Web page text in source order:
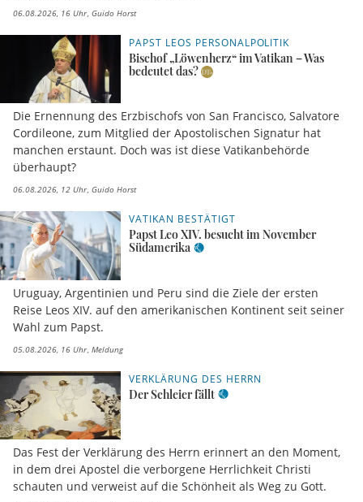
06.08.2026, 16 Uhr Guido Horst
PAPST LEOS PERSONALPOLITIK
Bischof „Löwenherz“ im Vatikan – Was
bedeutet das?
Die Ernennung des Erzbischofs von San Francisco, Salvatore
Cordileone, zum Mitglied der Apostolischen Signatur hat
manchen erstaunt. Doch was ist diese Vatikanbehörde
überhaupt?
06.08.2026, 12 Uhr Guido Horst
VATIKAN BESTÄTIGT
Papst Leo XIV. besucht im November
Südamerika
Uruguay, Argentinien und Peru sind die Ziele der ersten
Reise Leos XIV. auf den amerikanischen Kontinent seit seiner
Wahl zum Papst.
05.08.2026, 16 Uhr Meldung
VERKLÄRUNG DES HERRN
Der Schleier fällt
Das Fest der Verklärung des Herrn erinnert an den Moment,
in dem drei Apostel die verborgene Herrlichkeit Christi
schauten und verweist auf die Schönheit als Weg zu Gott.